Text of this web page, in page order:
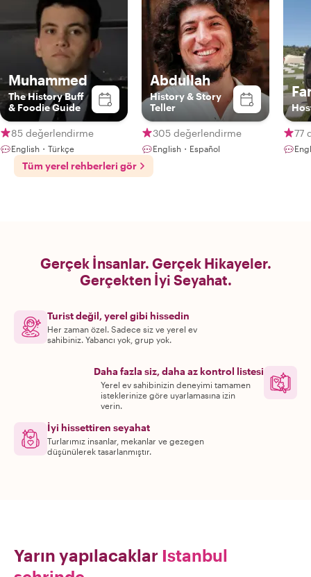
Muhammed
The History Buff
& Foodie Guide
85 değerlendirme
English・Türkçe
Abdullah
History & Story
Teller
305 değerlendirme
English・Español
77
Tüm yerel rehberleri gör
Gerçek İnsanlar. Gerçek Hikayeler.
Gerçekten İyi Seyahat.
Turist değil, yerel gibi hissedin
Her zaman özel. Sadece siz ve yerel ev
sahibiniz. Yabancı yok, grup yok.
Daha fazla siz, daha az kontrol listesi
Yerel ev sahibinizin deneyimi tamamen
isteklerinize göre uyarlamasına izin
verin.
İyi hissettiren seyahat
Turlarımız insanlar, mekanlar ve gezegen
düşünülerek tasarlanmıştır.
Yarın yapılacaklar Istanbul